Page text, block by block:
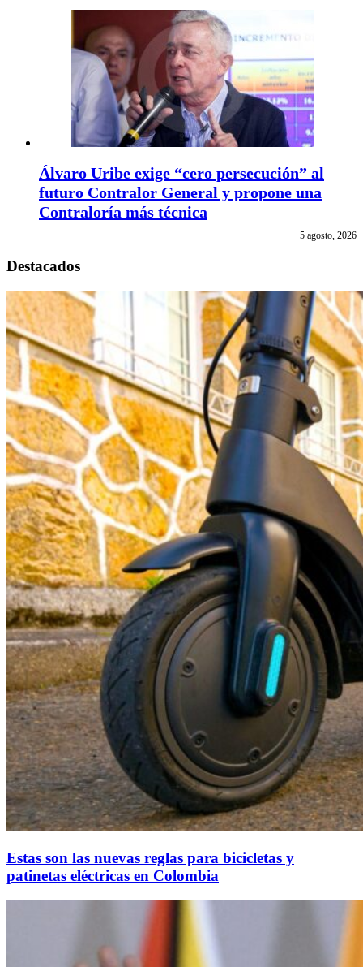
Álvaro Uribe exige “cero persecución” al
futuro Contralor General y propone una
Contraloría más técnica
5 agosto, 2026
Destacados
Estas son las nuevas reglas para bicicletas y
patinetas eléctricas en Colombia